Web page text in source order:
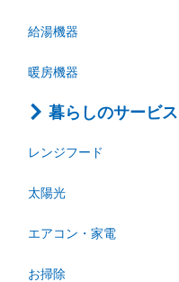
給湯機器
暖房機器
暮らしのサービス
レンジフード
太陽光
エアコン・家電
お掃除